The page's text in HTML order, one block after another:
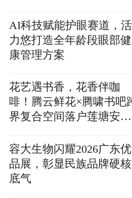
AI科技赋能护眼赛道，活
力悠打造全年龄段眼部健
康管理方案
花艺遇书香，花香伴咖
啡！腾云鲜花×腾啸书吧
界复合空间落户莲塘安荟
容大生物闪耀2026广东优
品展，彰显民族品牌硬核
底气